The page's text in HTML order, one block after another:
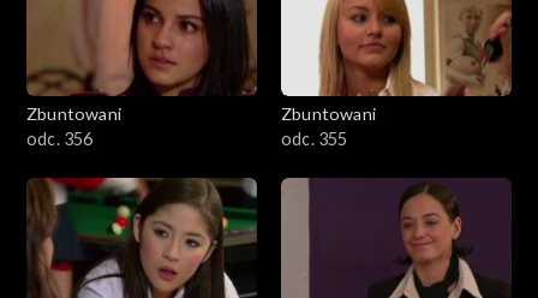
Zbuntowani
odc. 356
Zbuntowani
odc. 355